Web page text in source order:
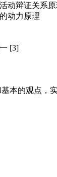
动辩证关系原
动力原理
[3]
本的观点，